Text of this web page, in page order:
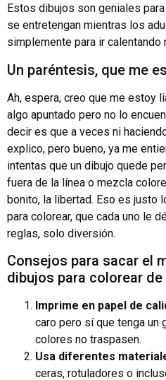
Estos dibujos son geniales
se entretengan mientras los
simplemente para ir
Un paréntesis, que me
Ah, espera, creo que me estoy
algo apuntado pero no lo
decir es que a veces ni
explico, pero bueno, ya me
intentas que un dibujo quede
fuera de la línea o mezcla
bonito, la libertad. Eso es justo
para colorear, que cada uno le
reglas, solo diversión.
Consejos para sacar el
dibujos para colorear
Imprime en papel de
caro pero sí que tenga un
colores no traspasen.
Usa diferentes
ceras, rotuladores o